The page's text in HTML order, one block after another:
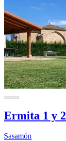
Ermita 1 y 2
Sasamón